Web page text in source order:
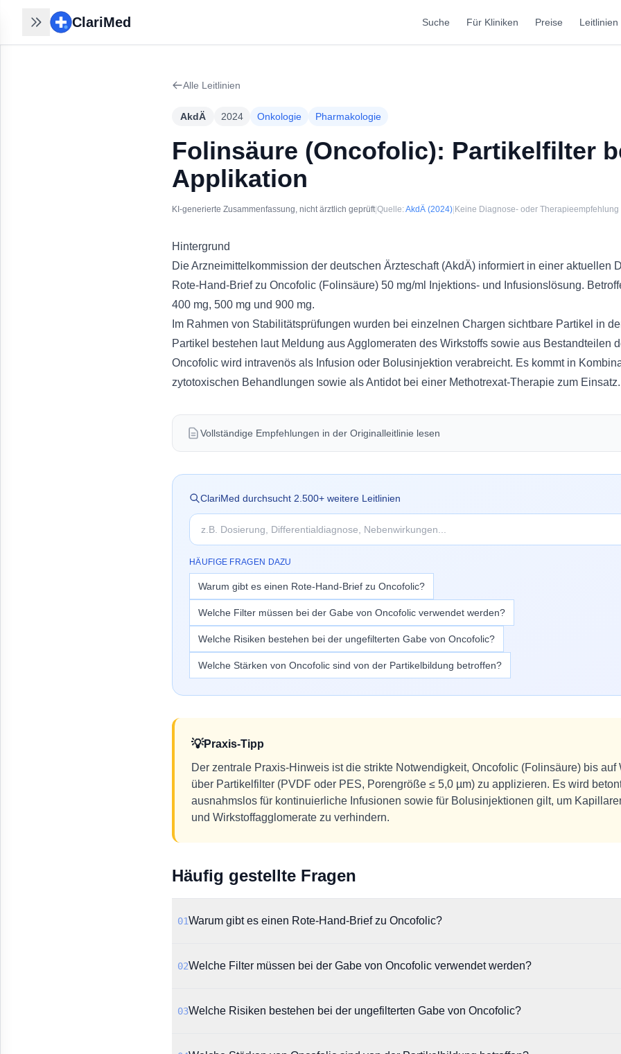
ClariMedClariMed Suche Für Kliniken Preise Leitlinien
Alle Leitlinien
AkdÄ 2024 Onkologie Pharmakologie
Folinsäure (Oncofolic): Partikelfilter
Applikation
KI-generierte Zusammenfassung, nicht ärztlich geprüft|Quelle: AkdÄ (2024) Keine Diagnose- oder Therapieempfehlung
Hintergrund
Die Arzneimittelkommission der deutschen Ärzteschaft (AkdÄ) informiert in einer aktuellen
Rote-Hand-Brief zu Oncofolic (Folinsäure) 50 mg/ml Injektions- und Infusionslösung.
400 mg, 500 mg und 900 mg.
Im Rahmen von Stabilitätsprüfungen wurden bei einzelnen Chargen sichtbare Partikel in
Partikel bestehen laut Meldung aus Agglomeraten des Wirkstoffs sowie aus Bestandteilen
Oncofolic wird intravenös als Infusion oder Bolusinjektion verabreicht. Es kommt in
zytotoxischen Behandlungen sowie als Antidot bei einer Methotrexat-Therapie zum Einsatz.
Vollständige Empfehlungen in der Originalleitlinie lesen
ClariMed durchsucht 2.500+ weitere Leitlinien
HÄUFIGE FRAGEN DAZU
Warum gibt es einen Rote-Hand-Brief zu Oncofolic?
Welche Filter müssen bei der Gabe von Oncofolic verwendet werden?
Welche Risiken bestehen bei der ungefilterten Gabe von Oncofolic?
Welche Stärken von Oncofolic sind von der Partikelbildung betroffen?
💡Praxis-Tipp
Der zentrale Praxis-Hinweis ist die strikte Notwendigkeit, Oncofolic (Folinsäure) bis
über Partikelfilter (PVDF oder PES, Porengröße ≤ 5,0 µm) zu applizieren. Es wird
ausnahmslos für kontinuierliche Infusionen sowie für Bolusinjektionen gilt, um
und Wirkstoffagglomerate zu verhindern.
Häufig gestellte Fragen
01Warum gibt es einen Rote-Hand-Brief zu Oncofolic?
Wirkstoffagglomeraten und Stopfenbestandteilen.
02Welche Filter müssen bei der Gabe von Oncofolic verwendet werden?
gilt laut Rote-Hand-Brief für alle intravenösen Applikationsformen.
03Welche Risiken bestehen bei der ungefilterten Gabe von Oncofolic?